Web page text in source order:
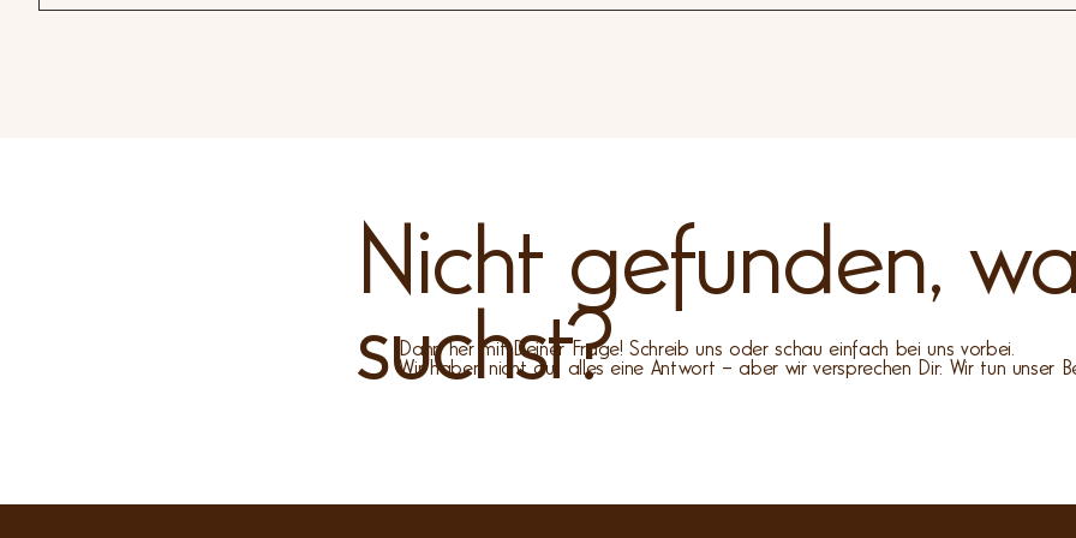
Nicht gefunden,
suchst?
Dann her mit Deiner Frage! Schreib uns oder schau einfach bei uns vorbei.
Wir haben nicht auf alles eine Antwort – aber wir versprechen Dir: Wir tun unser